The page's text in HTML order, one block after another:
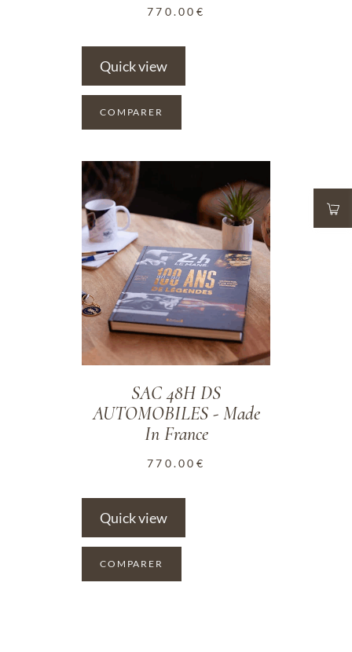
770.00 €
Quick view
COMPARER
SAC 48H DS
AUTOMOBILES - Made
In France
770.00 €
Quick view
COMPARER